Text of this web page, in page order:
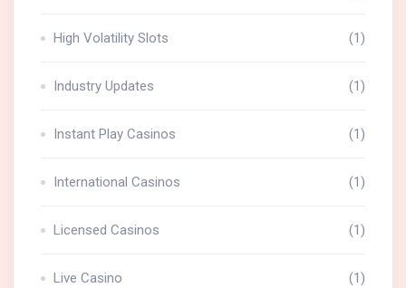
High Volatility Slots (1)
Industry Updates (1)
Instant Play Casinos (1)
International Casinos (1)
Licensed Casinos (1)
Live Casino (1)